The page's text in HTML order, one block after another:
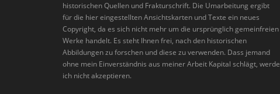
historischen Quellen und Frakturschrift. Die Umarbeitung ergibt
für die hier eingestellten Ansichtskarten und Texte ein neues
Copyright, da es sich nicht mehr um die ursprünglich gemeinfreien
Werke handelt. Es steht Ihnen frei, nach den historischen
Abbildungen zu forschen und diese zu verwenden. Dass jemand
ohne mein Einverständnis aus meiner Arbeit Kapital schlägt, werde
ich nicht akzeptieren.